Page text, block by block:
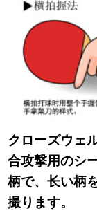
クローズウェ
合攻撃用のシ
柄で、长い柄
撮ります。